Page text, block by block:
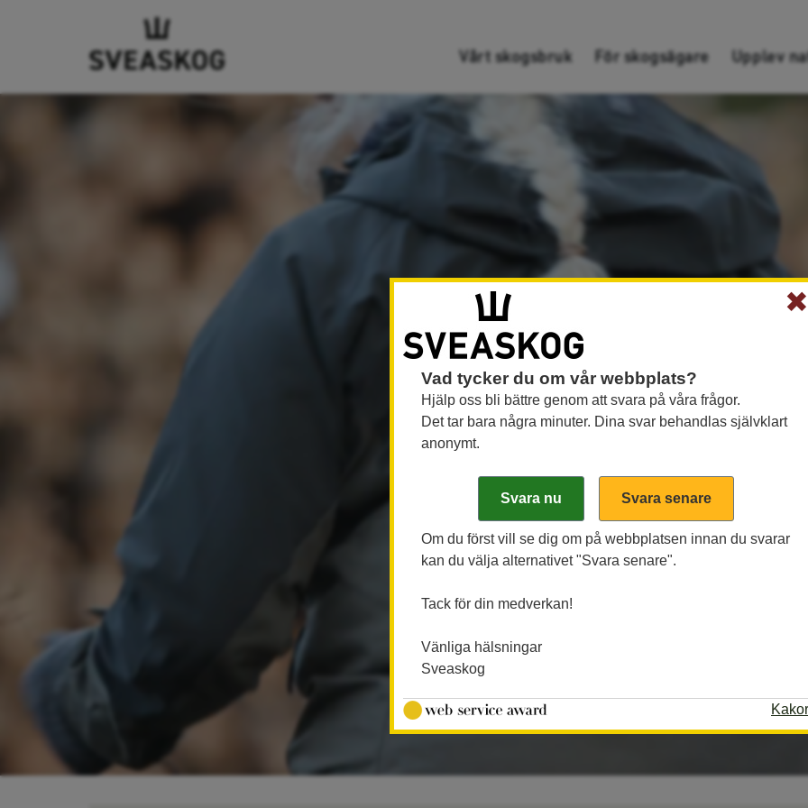
Vårt skogsbruk För skogsägare Upplev
✖
Vad tycker du om vår webbplats?
Hjälp oss bli bättre genom att svara på våra frågor.
Det tar bara några minuter. Dina svar behandlas självklart
anonymt.
Om du först vill se dig om på webbplatsen innan du svarar
kan du välja alternativet "Svara senare".
Tack för din medverkan!
Vänliga hälsningar
Sveaskog
Kakor